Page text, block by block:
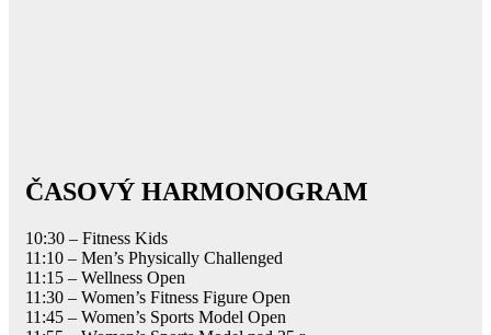
ČASOVÝ HARMONOGRAM
10:30 – Fitness Kids
11:10 – Men’s Physically Challenged
11:15 – Wellness Open
11:30 – Women’s Fitness Figure Open
11:45 – Women’s Sports Model Open